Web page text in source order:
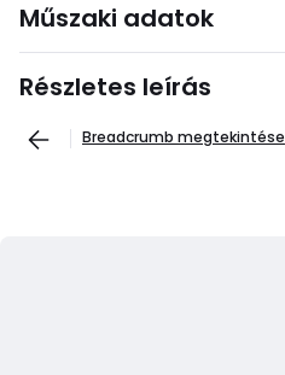
Műszaki adatok
Részletes leírás
Breadcrumb megtekintése